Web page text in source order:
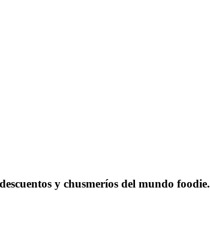
y chusmeríos del mundo foodie.